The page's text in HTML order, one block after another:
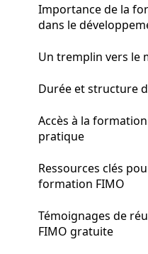
Importance de la
dans le
Un tremplin vers le
Durée et structure
Accès à la
pratique
Ressources clés
formation FIMO
Témoignages de
FIMO gratuite